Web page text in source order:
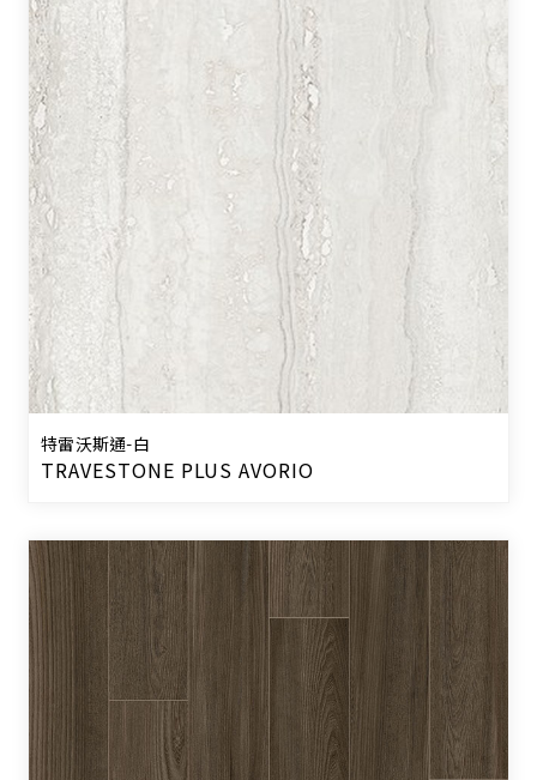
特雷沃斯通-白
TRAVESTONE PLUS AVORIO